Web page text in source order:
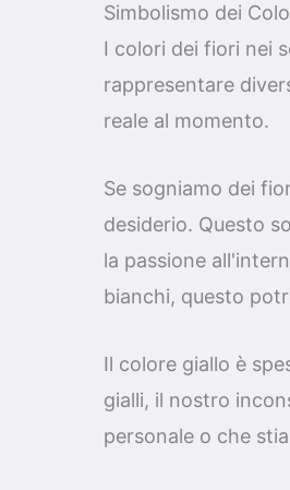
Simbolismo dei
I colori dei fiori nei
rappresentare
reale al momento.
Se sogniamo dei
desiderio. Questo
la passione
bianchi, questo
Il colore giallo è
gialli, il nostro
personale o che